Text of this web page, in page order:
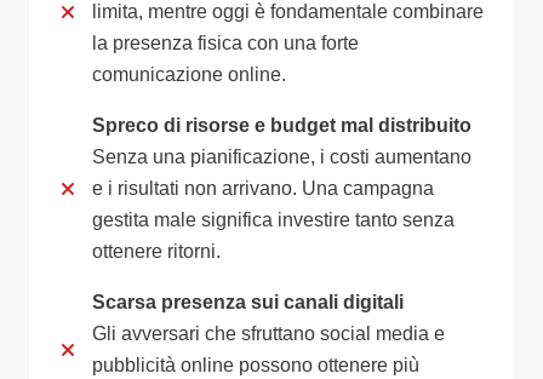
limita, mentre oggi è fondamentale combinare
la presenza fisica con una forte
comunicazione online.
Spreco di risorse e budget mal distribuito
Senza una pianificazione, i costi aumentano
e i risultati non arrivano. Una campagna
gestita male significa investire tanto senza
ottenere ritorni.
Scarsa presenza sui canali digitali
Gli avversari che sfruttano social media e
pubblicità online possono ottenere più